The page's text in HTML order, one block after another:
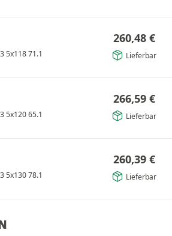
5x118 71.1
260,48 €
Lieferbar
5x120 65.1
266,59 €
Lieferbar
5x130 78.1
260,39 €
Lieferbar